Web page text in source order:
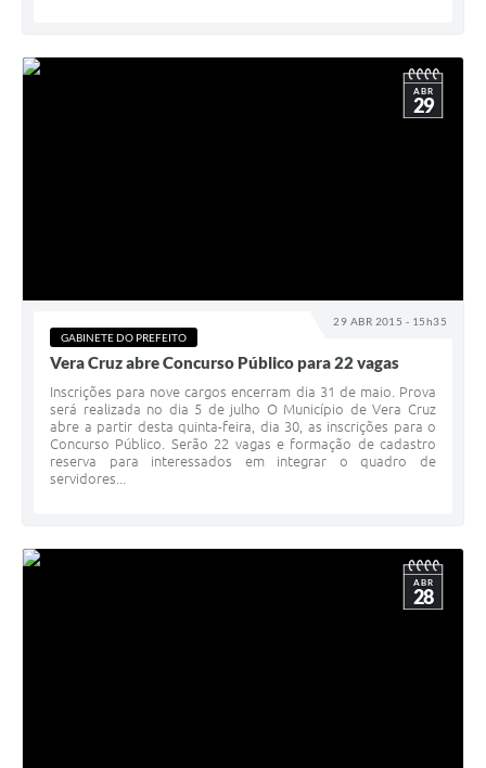
29 ABR 2015 - 15h35
ABR
29
GABINETE DO PREFEITO
Vera Cruz abre Concurso Público para 22 vagas
Inscrições para nove cargos encerram dia 31 de maio. Prova
será realizada no dia 5 de julho O Município de Vera Cruz
abre a partir desta quinta-feira, dia 30, as inscrições para o
Concurso Público. Serão 22 vagas e formação de cadastro
reserva para interessados em integrar o quadro de
servidores...
ABR
28